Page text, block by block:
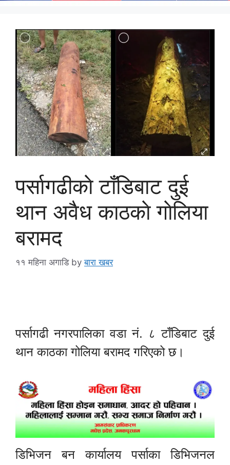
पर्सागढीकाे टाँडिबाट दुई
थान अवैध काठकाे गाेलिया
बरामद
११ महिना अगाडि byबारा खबर
पर्सागढी नगरपालिका वडा नं. ८ टाँडिबाट दुई
थान काठका गोलिया बरामद गरिएको छ।
डिभिजन बन कार्यालय पर्साका डिभिजनल